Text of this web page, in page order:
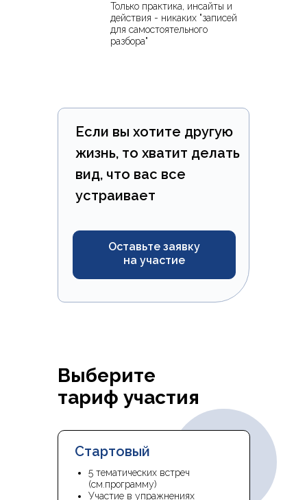
Только практика, инсайты и
действия - никаких "записей
для самостоятельного
разбора"
Если вы хотите другую
жизнь, то хватит делать
вид, что вас все
устраивает
Оставьте заявку
на участие
Выберите
тариф участия
5 тематических встреч
(см.программу)
Участие в упражнениях
Стартовый